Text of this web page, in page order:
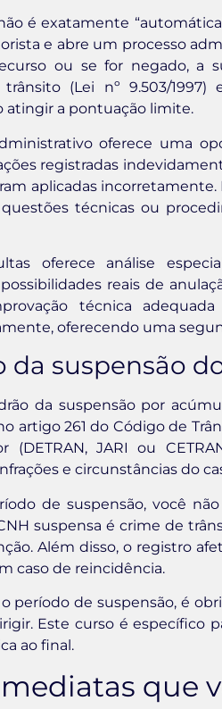
é exatamente
e abre um processo
ou se for negado, a
trânsito (Lei nº 9.503/
atingir a pontuação limite.
oferece uma
registradas
aplicadas incorretamente.
técnicas ou
oferece análise
reais de
técnica
oferecendo uma
da suspensão
da suspensão por
artigo 261 do Código de
(DETRAN, JARI ou
e circunstâncias do
de suspensão, você
suspensa é crime de
Além disso, o registro
caso de reincidência.
período de suspensão, é
Este curso é específico
ao final.
que